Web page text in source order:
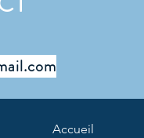
Accueil